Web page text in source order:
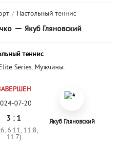
/ Настольный теннис
— Якуб Гляновский
теннис
Series. Мужчины.
07-20
3 : 1
6:11, 11:8,
11:7)
Якуб Гляновский